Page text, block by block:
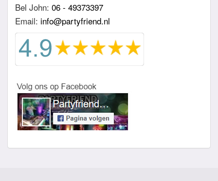
Bel John: 06 - 49373397
Email: info@partyfriend.nl